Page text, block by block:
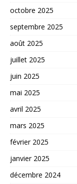
octobre 2025
septembre 2025
août 2025
juillet 2025
juin 2025
mai 2025
avril 2025
mars 2025
février 2025
janvier 2025
décembre 2024